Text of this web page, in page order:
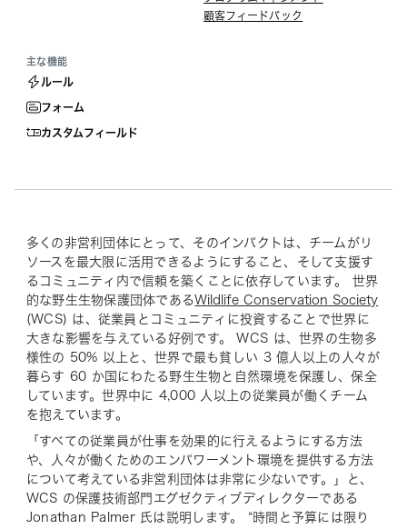
顧客フィードバック
主な機能
ルール
フォーム
カスタムフィールド
多くの非営利団体にとって、そのインパクトは、チームがリ
ソースを最大限に活用できるようにすること、そして支援す
るコミュニティ内で信頼を築くことに依存しています。 世界
的な野生生物保護団体であるWildlife Conservation Society
(WCS) は、従業員とコミュニティに投資することで世界に
大きな影響を与えている好例です。 WCS は、世界の生物多
様性の 50% 以上と、世界で最も貧しい 3 億人以上の人々が
暮らす 60 か国にわたる野生生物と自然環境を保護し、保全
しています。世界中に 4,000 人以上の従業員が働くチーム
を抱えています。
「すべての従業員が仕事を効果的に行えるようにする方法
や、人々が働くためのエンパワーメント環境を提供する方法
について考えている非営利団体は非常に少ないです。」と、
WCS の保護技術部門エグゼクティブディレクターである
Jonathan Palmer 氏は説明します。 “時間と予算には限り